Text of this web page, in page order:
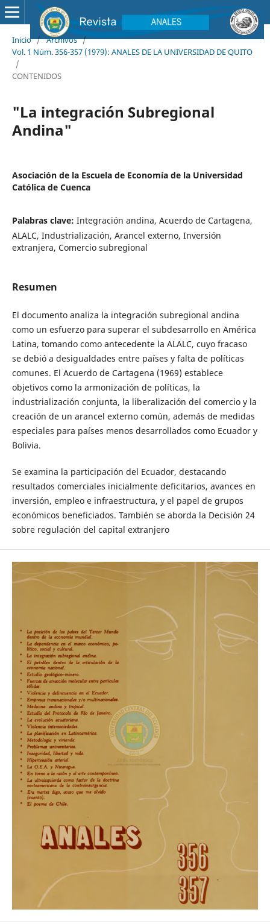
Inicio / Archivos /
Vol. 1 Núm. 356-357 (1979): ANALES DE LA UNIVERSIDAD DE QUITO
/
CONTENIDOS
"La integración Subregional
Andina"
Asociación de la Escuela de Economía de la Universidad
Católica de Cuenca
Palabras clave: Integración andina, Acuerdo de Cartagena,
ALALC, Industrialización, Arancel externo, Inversión
extranjera, Comercio subregional
Resumen
El documento analiza la integración subregional andina
como un esfuerzo para superar el subdesarrollo en América
Latina, tomando como antecedente la ALALC, cuyo fracaso
se debió a desigualdades entre países y falta de políticas
comunes. El Acuerdo de Cartagena (1969) establece
objetivos como la armonización de políticas, la
industrialización conjunta, la liberalización del comercio y la
creación de un arancel externo común, además de medidas
especiales para países menos desarrollados como Ecuador y
Bolivia.
Se examina la participación del Ecuador, destacando
resultados comerciales inicialmente deficitarios, avances en
inversión, empleo e infraestructura, y el papel de grupos
económicos beneficiados. También se aborda la Decisión 24
sobre regulación del capital extranjero